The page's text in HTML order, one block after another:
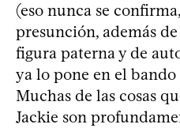
(eso nunca se
presunción, además
figura paterna y de
ya lo pone en el bando
Muchas de las cosas
Jackie son